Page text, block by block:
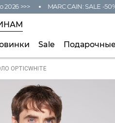
>>> MARC CAIN: SALE -50%
Sale
OPTICWHITE